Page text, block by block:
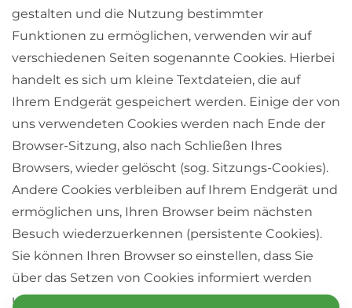
gestalten und die Nutzung bestimmter
Funktionen zu ermöglichen, verwenden wir auf
verschiedenen Seiten sogenannte Cookies. Hierbei
handelt es sich um kleine Textdateien, die auf
Ihrem Endgerät gespeichert werden. Einige der von
uns verwendeten Cookies werden nach Ende der
Browser-Sitzung, also nach Schließen Ihres
Browsers, wieder gelöscht (sog. Sitzungs-Cookies).
Andere Cookies verbleiben auf Ihrem Endgerät und
ermöglichen uns, Ihren Browser beim nächsten
Besuch wiederzuerkennen (persistente Cookies).
Sie können Ihren Browser so einstellen, dass Sie
über das Setzen von Cookies informiert werden
und einzeln über deren Annahme entscheiden